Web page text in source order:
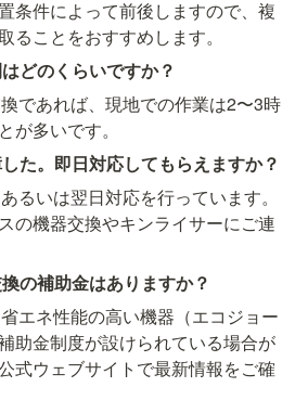
条件によって前後しますので、複
ることをおすすめします。
どのくらいですか？
であれば、現地での作業は2〜3時
が多いです。
た。即日対応してもらえますか？
るいは翌日対応を行っています。
の機器交換やキンライサーにご連
の補助金はありますか？
エネ性能の高い機器（エコジョー
助金制度が設けられている場合が
式ウェブサイトで最新情報をご確